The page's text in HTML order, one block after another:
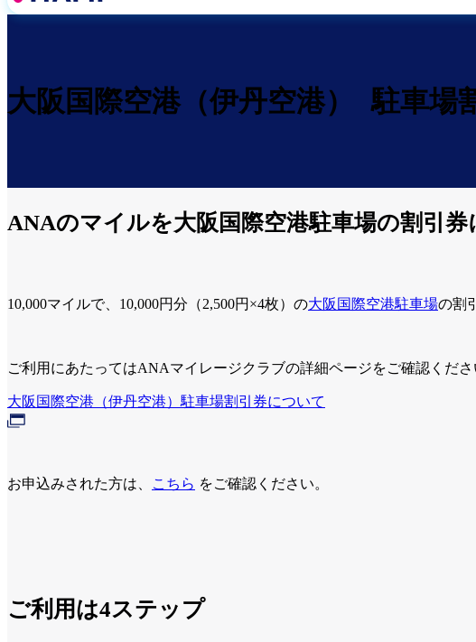
大阪国際空港（伊丹空港） 駐車場
ANAのマイルを大阪国際空港駐車場の割引
10,000マイルで、10,000円分（2,500円×4枚）の大阪国際空港駐車場の割
ご利用にあたってはANAマイレージクラブの詳細ページをご確認くださ
大阪国際空港（伊丹空港）駐車場割引券について
お申込みされた方は、 こちら をご確認ください。
ご利用は4ステップ